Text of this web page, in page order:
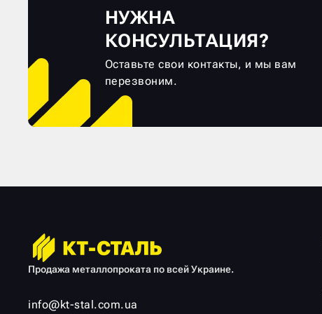
НУЖНА
КОНСУЛЬТАЦИЯ?
Оставьте свои контакты, и мы вам
перезвоним.
Продажа металлопроката по всей Украине.
info@kt-stal.com.ua